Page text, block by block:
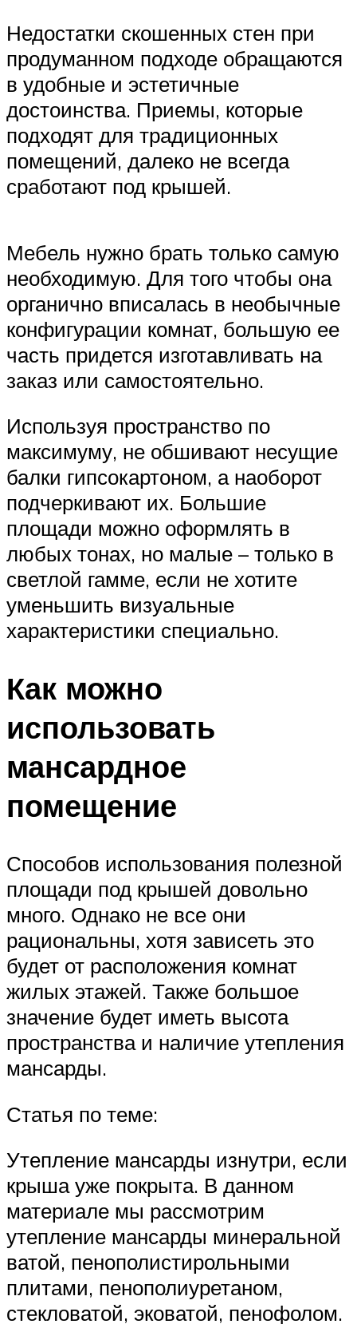
Недостатки скошенных стен при
продуманном подходе обращаются
в удобные и эстетичные
достоинства. Приемы, которые
подходят для традиционных
помещений, далеко не всегда
сработают под крышей.
Мебель нужно брать только самую
необходимую. Для того чтобы она
органично вписалась в необычные
конфигурации комнат, большую ее
часть придется изготавливать на
заказ или самостоятельно.
Используя пространство по
максимуму, не обшивают несущие
балки гипсокартоном, а наоборот
подчеркивают их. Большие
площади можно оформлять в
любых тонах, но малые – только в
светлой гамме, если не хотите
уменьшить визуальные
характеристики специально.
Как можно
использовать
мансардное
помещение
Способов использования полезной
площади под крышей довольно
много. Однако не все они
рациональны, хотя зависеть это
будет от расположения комнат
жилых этажей. Также большое
значение будет иметь высота
пространства и наличие утепления
мансарды.
Статья по теме:
Утепление мансарды изнутри, если
крыша уже покрыта. В данном
материале мы рассмотрим
утепление мансарды минеральной
ватой, пенополистирольными
плитами, пенополиуретаном,
стекловатой, эковатой, пенофолом.